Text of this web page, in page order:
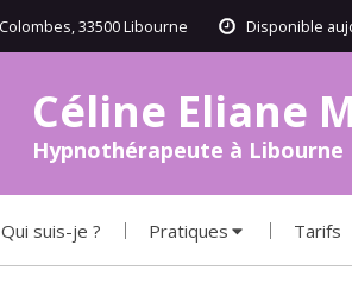
33500 Libourne Disponible
Céline Eliane
Hypnothérapeute à Libourne
Qui suis-je ? Pratiques Tarifs